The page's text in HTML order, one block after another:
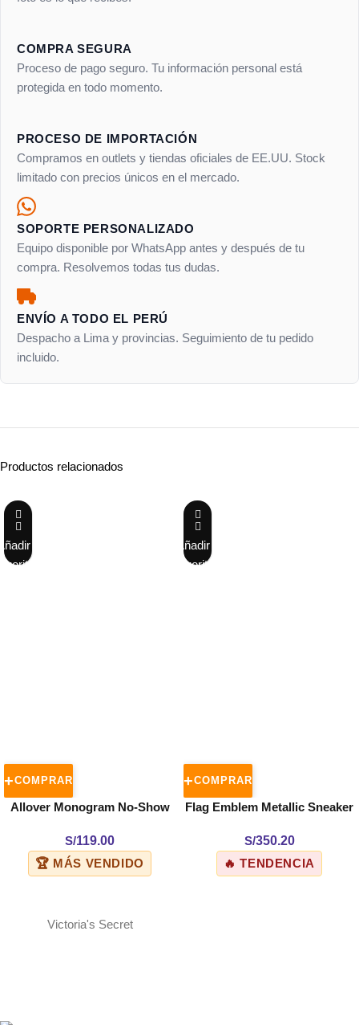
COMPRA SEGURA
Proceso de pago seguro. Tu información personal está
protegida en todo momento.
PROCESO DE IMPORTACIÓN
Compramos en outlets y tiendas oficiales de EE.UU. Stock
limitado con precios únicos en el mercado.
SOPORTE PERSONALIZADO
Equipo disponible por WhatsApp antes y después de tu
compra. Resolvemos todas tus dudas.
ENVÍO A TODO EL PERÚ
Despacho a Lima y provincias. Seguimiento de tu pedido
incluido.
Productos relacionados
a
COMPRAR
Allover Monogram No-Show
S/119.00
🏆 MÁS VENDIDO
Añadir a
favoritos
COMPRAR
Flag Emblem Metallic Sneaker
S/350.20
🔥 TENDENCIA
Victoria's Secret